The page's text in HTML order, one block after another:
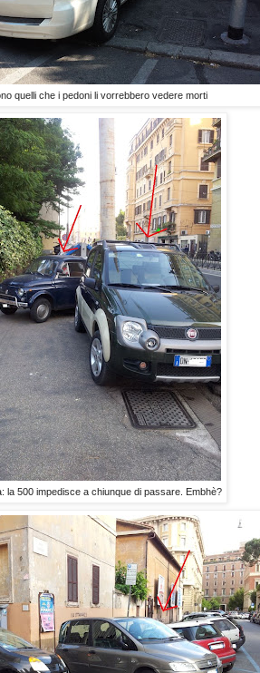
quelli che i pedoni li vorrebbero vedere morti
la 500 impedisce a chiunque di passare. Embhè?